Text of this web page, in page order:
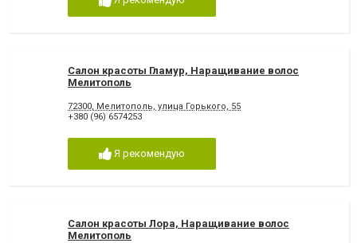
Салон красоты Гламур, Наращивание волос
Мелитополь
72300, Мелитополь, улица Горького, 55
+380 (96) 6574253
Я рекомендую
Салон красоты Лора, Наращивание волос
Мелитополь